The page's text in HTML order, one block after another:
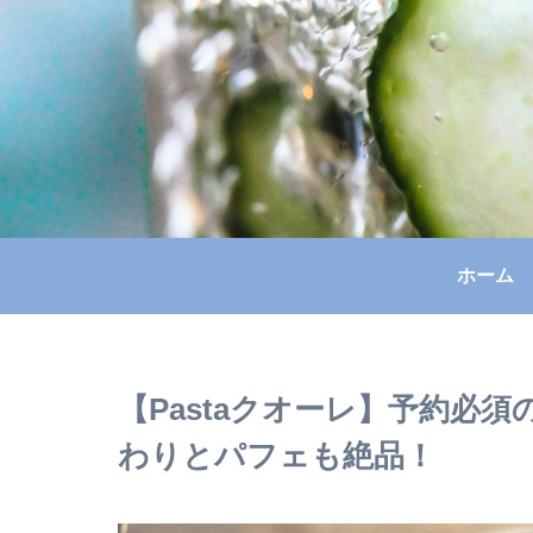
ホーム
【Pastaクオーレ】予約必
わりとパフェも絶品！